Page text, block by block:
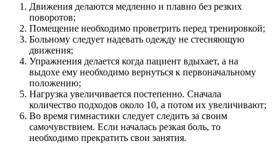
Движения делаются медленно и плавно без резких
поворотов;
Помещение необходимо проветрить перед тренировкой;
Больному следует надевать одежду не стесняющую
движения;
Упражнения делается когда пациент вдыхает, а на
выдохе ему необходимо вернуться к первоначальному
положению;
Нагрузка увеличивается постепенно. Сначала
количество подходов около 10, а потом их увеличивают;
Во время гимнастики следует следить за своим
самочувствием. Если началась резкая боль, то
необходимо прекратить свои занятия.